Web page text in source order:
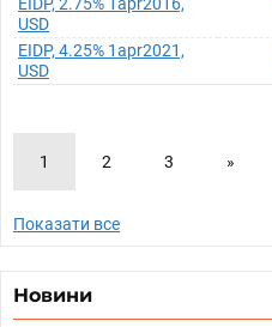
USD
EIDP, 4.25% 1apr2021,
USD
1 2 3 »
Показати все
Новини